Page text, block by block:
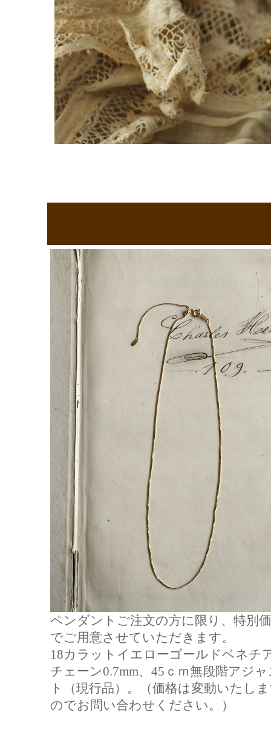
ペンダントご注文の方に限り、特別
でご用意させていただきます。
18カラットイエローゴールドベネチ
チェーン0.7mm、45ｃｍ無段階アジャ
ト（現行品）。（価格は変動いたし
のでお問い合わせください。）